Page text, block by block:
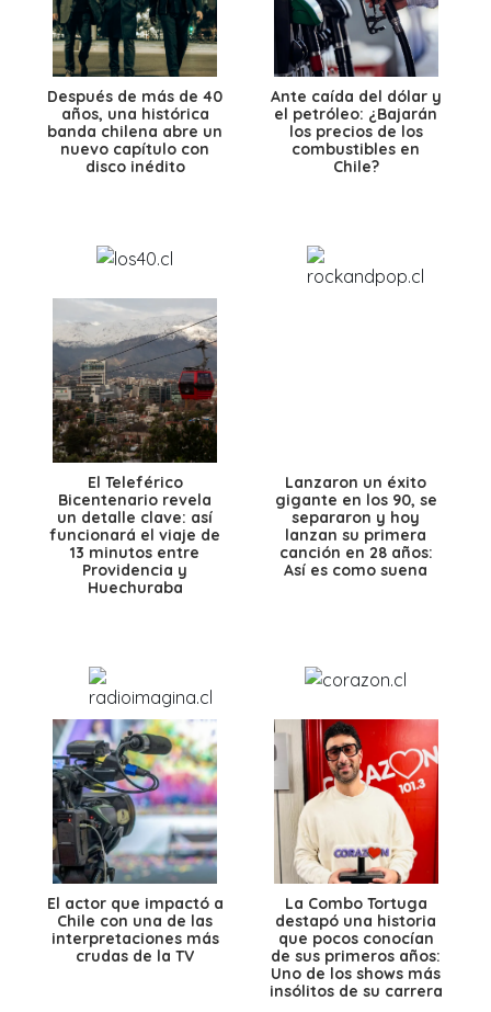
Después de más de 40
años, una histórica
banda chilena abre un
nuevo capítulo con
disco inédito
Ante caída del dólar y
el petróleo: ¿Bajarán
los precios de los
combustibles en
Chile?
El Teleférico
Bicentenario revela
un detalle clave: así
funcionará el viaje de
13 minutos entre
Providencia y
Huechuraba
Lanzaron un éxito
gigante en los 90, se
separaron y hoy
lanzan su primera
canción en 28 años:
Así es como suena
El actor que impactó a
Chile con una de las
interpretaciones más
crudas de la TV
La Combo Tortuga
destapó una historia
que pocos conocían
de sus primeros años:
Uno de los shows más
insólitos de su carrera